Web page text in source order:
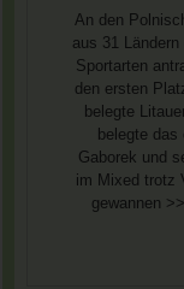
An den
aus 31
Sportarten
den ersten
belegte
belegte das
Gaborek und
im Mixed trotz
gewannen